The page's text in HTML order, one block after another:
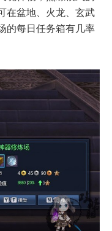
在盆地、火龙、玄武
的每日任务箱有几率